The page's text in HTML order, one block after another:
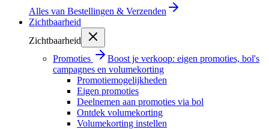
Alles van Bestellingen & Verzenden
Zichtbaarheid
Zichtbaarheid
Promoties
Boost je verkoop: eigen promoties, bol's
campagnes en volumekorting
Promotiemogelijkheden
Eigen promoties
Deelnemen aan promoties via bol
Ontdek volumekorting
Volumekorting instellen